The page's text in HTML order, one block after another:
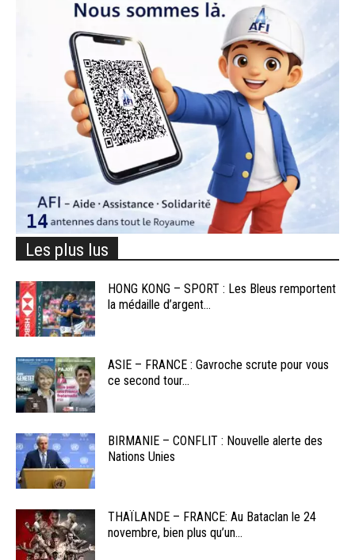
Les plus lus
HONG KONG – SPORT : Les Bleus remportent
la médaille d’argent...
ASIE – FRANCE : Gavroche scrute pour vous
ce second tour...
BIRMANIE – CONFLIT : Nouvelle alerte des
Nations Unies
THAÏLANDE – FRANCE: Au Bataclan le 24
novembre, bien plus qu’un...